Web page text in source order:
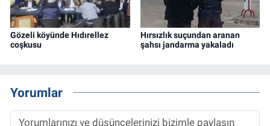
Gözeli köyünde Hıdırellez
coşkusu
Hırsızlık suçundan aranan
şahsı jandarma yakaladı
Yorumlar